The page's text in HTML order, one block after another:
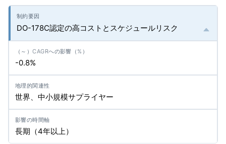
DO-178C認定の高コストとスケジュールリスク
-0.8%
世界、中小規模サプライヤー
長期（4年以上）